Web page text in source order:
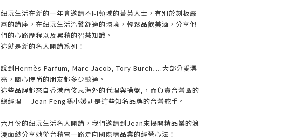
紐玩生活在新的一年會邀請不同領域的菁英人士，有別於刻板嚴
肅的講座，在紐玩生活溫馨舒適的環境，輕鬆品飲美酒，分享他
們的心路歷程以及累積的智慧知識。
這就是新的名人開講系列！
說到Hermès Parfum, Marc Jacob, Tory Burch….大部分愛漂
亮，關心時尚的朋友都多少聽過。
這些品牌都來自香港商俊思海外的代理與操盤,，而負責台灣區的
總經理---Jean Feng馮小媛則是這些知名品牌的台灣舵手。
六月份的紐玩生活名人開講，我們邀請到Jean來揭開精品業的浪
漫面紗分享她從台積電一路走向國際精品業的經營心法！